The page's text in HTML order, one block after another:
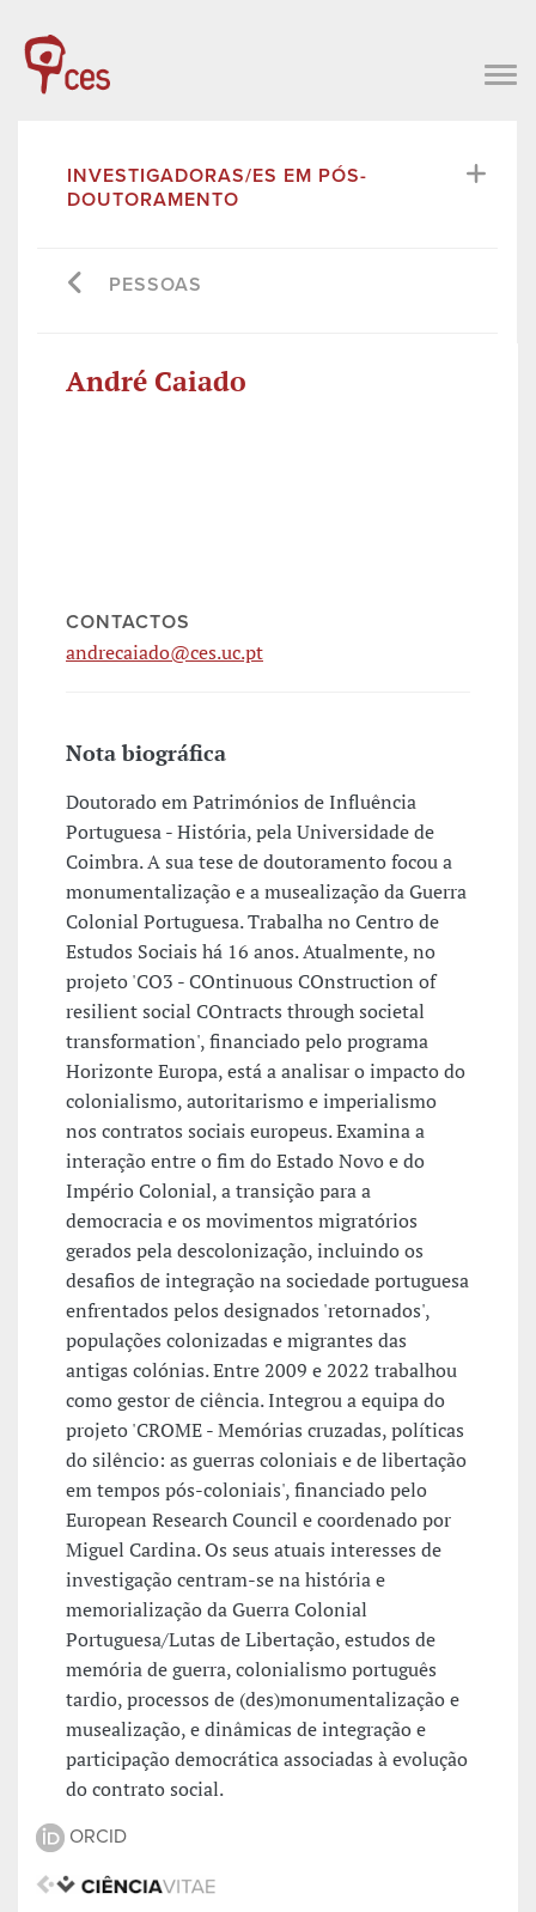
INVESTIGADORAS/ES EM PÓS-
DOUTORAMENTO
PESSOAS
André Caiado
CONTACTOS
andrecaiado@ces.uc.pt
Nota biográfica
Doutorado em Patrimónios de Influência
Portuguesa - História, pela Universidade de
Coimbra. A sua tese de doutoramento focou a
monumentalização e a musealização da Guerra
Colonial Portuguesa. Trabalha no Centro de
Estudos Sociais há 16 anos. Atualmente, no
projeto 'CO3 - COntinuous COnstruction of
resilient social COntracts through societal
transformation', financiado pelo programa
Horizonte Europa, está a analisar o impacto do
colonialismo, autoritarismo e imperialismo
nos contratos sociais europeus. Examina a
interação entre o fim do Estado Novo e do
Império Colonial, a transição para a
democracia e os movimentos migratórios
gerados pela descolonização, incluindo os
desafios de integração na sociedade portuguesa
enfrentados pelos designados 'retornados',
populações colonizadas e migrantes das
antigas colónias. Entre 2009 e 2022 trabalhou
como gestor de ciência. Integrou a equipa do
projeto 'CROME - Memórias cruzadas, políticas
do silêncio: as guerras coloniais e de libertação
em tempos pós-coloniais', financiado pelo
European Research Council e coordenado por
Miguel Cardina. Os seus atuais interesses de
investigação centram-se na história e
memorialização da Guerra Colonial
Portuguesa/Lutas de Libertação, estudos de
memória de guerra, colonialismo português
tardio, processos de (des)monumentalização e
musealização, e dinâmicas de integração e
participação democrática associadas à evolução
do contrato social.
ORCID